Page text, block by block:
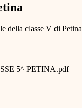
della classe V di Petina
5^ PETINA.pdf